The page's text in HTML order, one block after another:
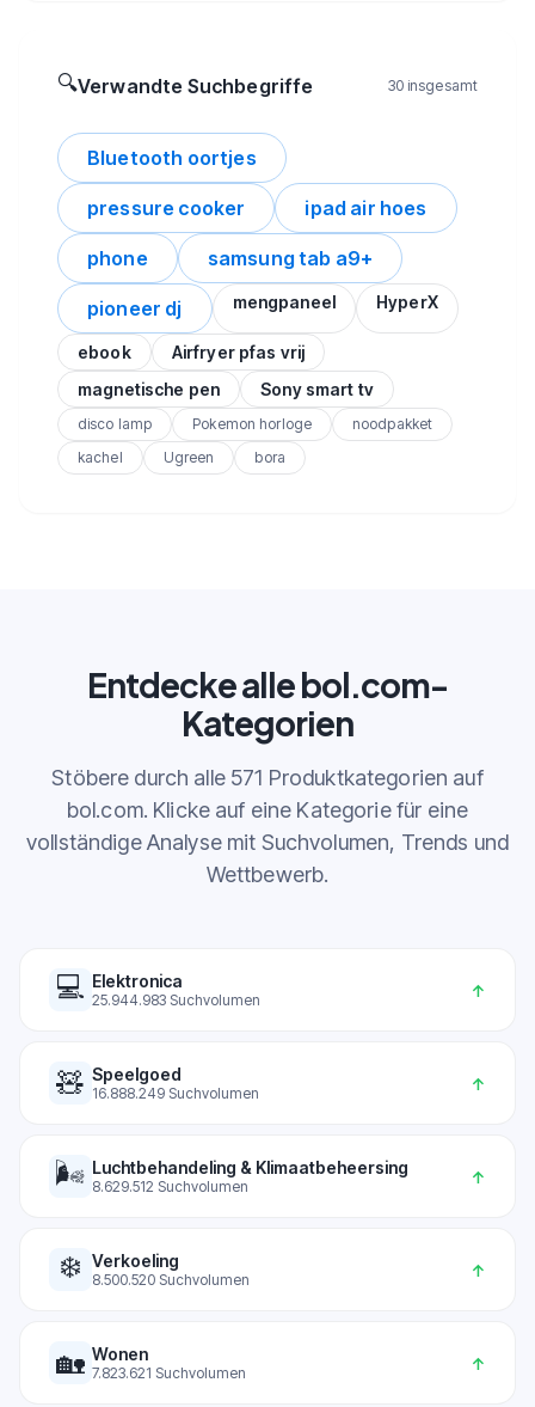
🔍Verwandte Suchbegriffe 30 insgesamt
Bluetooth oortjes
pressure cooker ipad air hoes
phone samsung tab a9+
pioneer dj mengpaneel HyperX
ebook
Airfryer pfas vrij
magnetische pen
Sony smart tv
disco lamp Pokemon horloge
noodpakket
kachel
Ugreen bora
Entdecke alle bol.com-
Kategorien
Stöbere durch alle 571 Produktkategorien auf
bol.com. Klicke auf eine Kategorie für eine
vollständige Analyse mit Suchvolumen, Trends und
Wettbewerb.
💻 Elektronica
25.944.983 Suchvolumen ↑
🧸 Speelgoed
16.888.249 Suchvolumen ↑
🌬️ Luchtbehandeling & Klimaatbeheersing
8.629.512 Suchvolumen ↑
❄️ Verkoeling
8.500.520 Suchvolumen ↑
🏡 Wonen
7.823.621 Suchvolumen ↑